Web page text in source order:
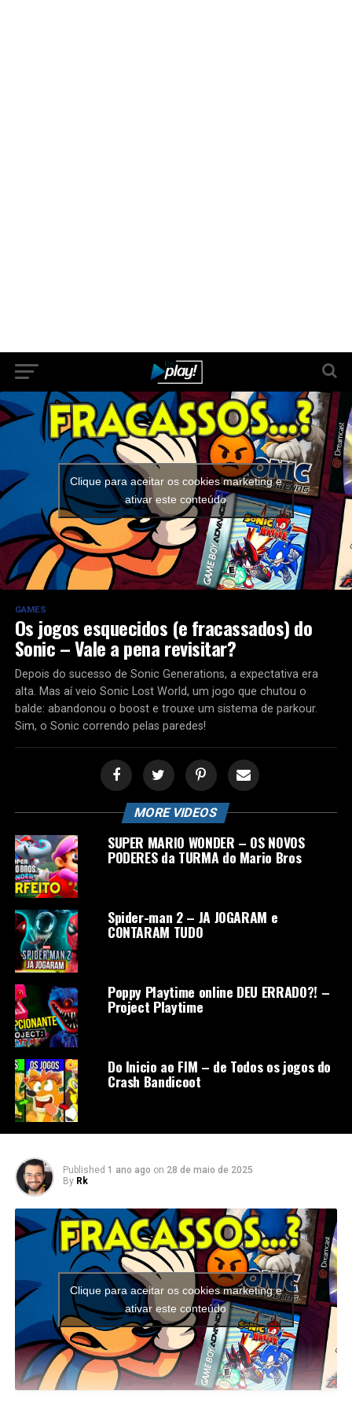
Clique para aceitar os cookies marketing e
ativar este conteúdo
GAMES
Os jogos esquecidos (e fracassados) do
Sonic – Vale a pena revisitar?
Depois do sucesso de Sonic Generations, a expectativa era
alta. Mas aí veio Sonic Lost World, um jogo que chutou o
balde: abandonou o boost e trouxe um sistema de parkour.
Sim, o Sonic correndo pelas paredes!
MORE VIDEOS
SUPER MARIO WONDER – OS NOVOS
PODERES da TURMA do Mario Bros
Spider-man 2 – JA JOGARAM e
CONTARAM TUDO
Poppy Playtime online DEU ERRADO?! –
Project Playtime
Do Inicio ao FIM – de Todos os jogos do
Crash Bandicoot
Published 1 ano ago on 28 de maio de 2025
By Rk
Clique para aceitar os cookies marketing e
ativar este conteúdo